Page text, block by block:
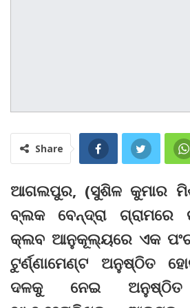
Share
ଆଗଲପୁର, (ସୁଶିଳ କୁମାର
ବ୍ଲକ ବେନ୍ଦ୍ରା ଗ୍ରାମରେ
କ୍ଲବ ଆନୁକୂଲ୍ୟରେ ଏକ
ଟୁର୍ଣ୍ଣାମେଣ୍ଟ ଅନୁଷ୍ଠିତ
ଦଳକୁ ନେଇ ଅନୁଷ୍ଠିତ